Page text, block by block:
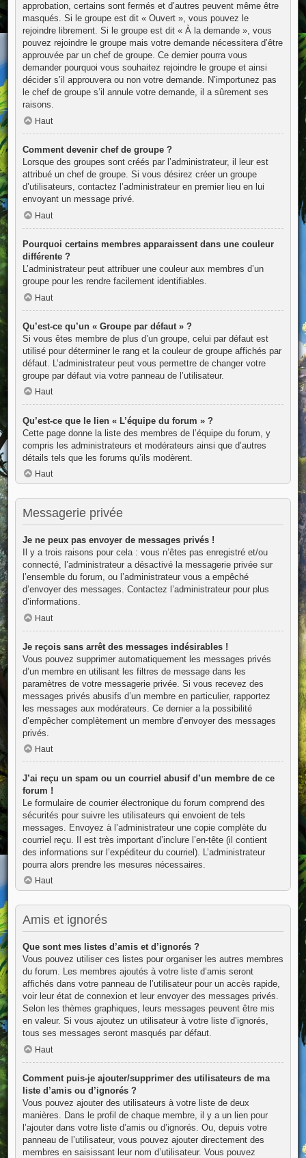
approbation, certains sont fermés et d’autres peuvent même être
masqués. Si le groupe est dit « Ouvert », vous pouvez le
rejoindre librement. Si le groupe est dit « À la demande », vous
pouvez rejoindre le groupe mais votre demande nécessitera d’être
approuvée par un chef de groupe. Ce dernier pourra vous
demander pourquoi vous souhaitez rejoindre le groupe et ainsi
décider s’il approuvera ou non votre demande. N’importunez pas
le chef de groupe s’il annule votre demande, il a sûrement ses
raisons.
Haut
Comment devenir chef de groupe ?
Lorsque des groupes sont créés par l’administrateur, il leur est
attribué un chef de groupe. Si vous désirez créer un groupe
d’utilisateurs, contactez l’administrateur en premier lieu en lui
envoyant un message privé.
Haut
Pourquoi certains membres apparaissent dans une couleur
différente ?
L’administrateur peut attribuer une couleur aux membres d’un
groupe pour les rendre facilement identifiables.
Haut
Qu’est-ce qu’un « Groupe par défaut » ?
Si vous êtes membre de plus d’un groupe, celui par défaut est
utilisé pour déterminer le rang et la couleur de groupe affichés par
défaut. L’administrateur peut vous permettre de changer votre
groupe par défaut via votre panneau de l’utilisateur.
Haut
Qu’est-ce que le lien « L’équipe du forum » ?
Cette page donne la liste des membres de l’équipe du forum, y
compris les administrateurs et modérateurs ainsi que d’autres
détails tels que les forums qu’ils modèrent.
Haut
Messagerie privée
Je ne peux pas envoyer de messages privés !
Il y a trois raisons pour cela : vous n’êtes pas enregistré et/ou
connecté, l’administrateur a désactivé la messagerie privée sur
l’ensemble du forum, ou l’administrateur vous a empêché
d’envoyer des messages. Contactez l’administrateur pour plus
d’informations.
Haut
Je reçois sans arrêt des messages indésirables !
Vous pouvez supprimer automatiquement les messages privés
d’un membre en utilisant les filtres de message dans les
paramètres de votre messagerie privée. Si vous recevez des
messages privés abusifs d’un membre en particulier, rapportez
les messages aux modérateurs. Ce dernier a la possibilité
d’empêcher complètement un membre d’envoyer des messages
privés.
Haut
J’ai reçu un spam ou un courriel abusif d’un membre de ce
forum !
Le formulaire de courrier électronique du forum comprend des
sécurités pour suivre les utilisateurs qui envoient de tels
messages. Envoyez à l’administrateur une copie complète du
courriel reçu. Il est très important d’inclure l’en-tête (il contient
des informations sur l’expéditeur du courriel). L’administrateur
pourra alors prendre les mesures nécessaires.
Haut
Amis et ignorés
Que sont mes listes d’amis et d’ignorés ?
Vous pouvez utiliser ces listes pour organiser les autres membres
du forum. Les membres ajoutés à votre liste d’amis seront
affichés dans votre panneau de l’utilisateur pour un accès rapide,
voir leur état de connexion et leur envoyer des messages privés.
Selon les thèmes graphiques, leurs messages peuvent être mis
en valeur. Si vous ajoutez un utilisateur à votre liste d’ignorés,
tous ses messages seront masqués par défaut.
Haut
Comment puis-je ajouter/supprimer des utilisateurs de ma
liste d’amis ou d’ignorés ?
Vous pouvez ajouter des utilisateurs à votre liste de deux
manières. Dans le profil de chaque membre, il y a un lien pour
l’ajouter dans votre liste d’amis ou d’ignorés. Ou, depuis votre
panneau de l’utilisateur, vous pouvez ajouter directement des
membres en saisissant leur nom d’utilisateur. Vous pouvez